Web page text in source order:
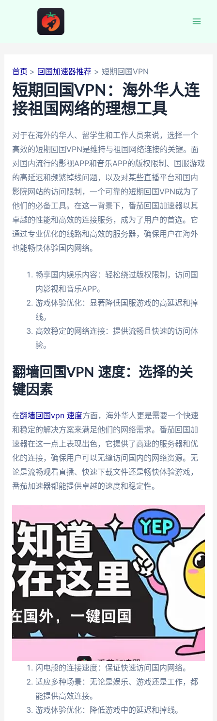
首页 回国加速器推荐 短期回国VPN
短期回国VPN：海外华人连
接祖国网络的理想工具
对于在海外的华人、留学生和工作人员来说，选择一个
高效的短期回国VPN是维持与祖国网络连接的关键。面
对国内流行的影视APP和音乐APP的版权限制、国服游戏
的高延迟和频繁掉线问题，以及对某些直播平台和国内
影院网站的访问限制，一个可靠的短期回国VPN成为了
他们的必备工具。在这一背景下，番茄回国加速器以其
卓越的性能和高效的连接服务，成为了用户的首选。它
通过专业优化的线路和高效的服务器，确保用户在海外
也能畅快体验国内网络。
畅享国内娱乐内容：轻松绕过版权限制，访问国
内影视和音乐APP。
游戏体验优化：显著降低国服游戏的高延迟和掉
线。
高效稳定的网络连接：提供流畅且快速的访问体
验。
翻墙回国VPN 速度：选择的关
键因素
在翻墙回国vpn 速度方面，海外华人更是需要一个快速
和稳定的解决方案来满足他们的网络需求。番茄回国加
速器在这一点上表现出色，它提供了高速的服务器和优
化的连接，确保用户可以无缝访问国内的网络资源。无
论是流畅观看直播、快速下载文件还是畅快体验游戏，
番茄加速器都能提供卓越的速度和稳定性。
闪电般的连接速度：保证快速访问国内网络。
适应多种场景：无论是娱乐、游戏还是工作，都
能提供高效连接。
游戏体验优化：降低游戏中的延迟和掉线。